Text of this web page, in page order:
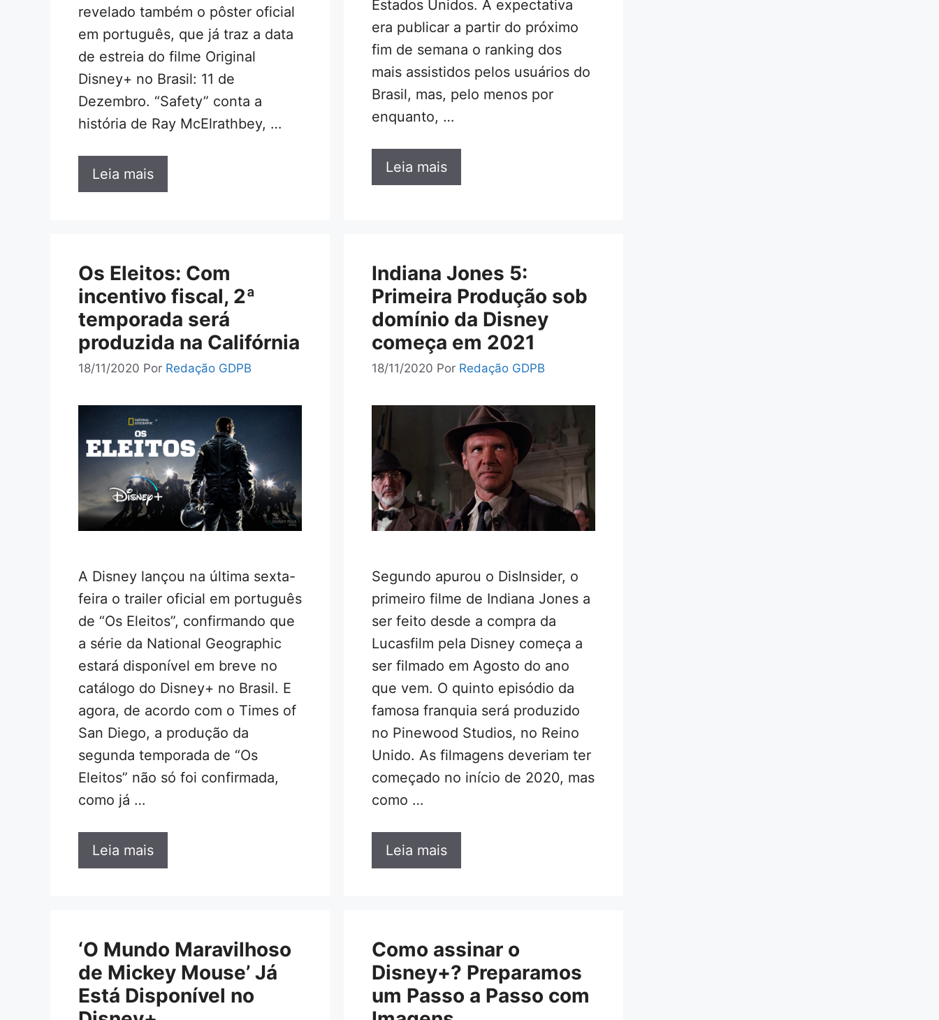
revelado também o pôster oficial
em português, que já traz a data
de estreia do filme Original
Disney+ no Brasil: 11 de
Dezembro. “Safety” conta a
história de Ray McElrathbey, …
Leia mais
Estados Unidos. A expectativa
era publicar a partir do próximo
fim de semana o ranking dos
mais assistidos pelos usuários do
Brasil, mas, pelo menos por
enquanto, …
Leia mais
Os Eleitos: Com
incentivo fiscal, 2ª
temporada será
produzida na Califórnia
18/11/2020 Por Redação GDPB
A Disney lançou na última sexta-
feira o trailer oficial em português
de “Os Eleitos”, confirmando que
a série da National Geographic
estará disponível em breve no
catálogo do Disney+ no Brasil. E
agora, de acordo com o Times of
San Diego, a produção da
segunda temporada de “Os
Eleitos” não só foi confirmada,
como já …
Leia mais
Indiana Jones 5:
Primeira Produção sob
domínio da Disney
começa em 2021
18/11/2020 Por Redação GDPB
Segundo apurou o DisInsider, o
primeiro filme de Indiana Jones a
ser feito desde a compra da
Lucasfilm pela Disney começa a
ser filmado em Agosto do ano
que vem. O quinto episódio da
famosa franquia será produzido
no Pinewood Studios, no Reino
Unido. As filmagens deveriam ter
começado no início de 2020, mas
como …
Leia mais
‘O Mundo Maravilhoso
de Mickey Mouse’ Já
Está Disponível no
Como assinar o
Disney+? Preparamos
um Passo a Passo com